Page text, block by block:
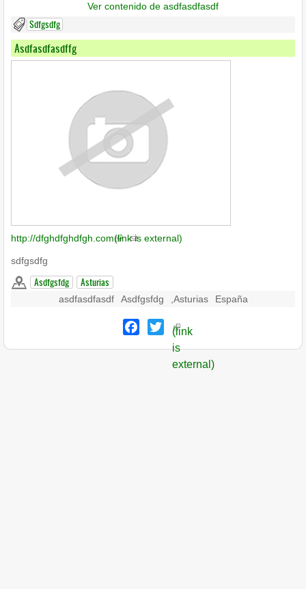
Ver contenido de asdfasdfasdf
Sdfgsdfg
Asdfasdfasdffg
http://dfghdfghdfgh.com(link is external)
sdfgsdfg
Asdfgsfdg Asturias
asdfasdfasdf Asdfgsfdg Asturias España
Facebook
Twitter
(link
is
external)